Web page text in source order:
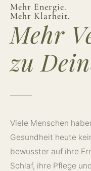
Mehr Energie.
Mehr Klarheit.
Mehr
zu
Viele Menschen
Gesundheit heute
bewusster auf ihre
Schlaf, ihre Pflege